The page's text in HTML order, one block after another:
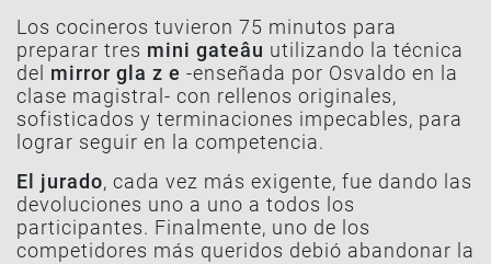
Los cocineros tuvieron 75 minutos para
preparar tres mini gateâu utilizando la técnica
del mirror gla z e -enseñada por Osvaldo en la
clase magistral- con rellenos originales,
sofisticados y terminaciones impecables, para
lograr seguir en la competencia.
El jurado, cada vez más exigente, fue dando las
devoluciones uno a uno a todos los
participantes. Finalmente, uno de los
competidores más queridos debió abandonar la